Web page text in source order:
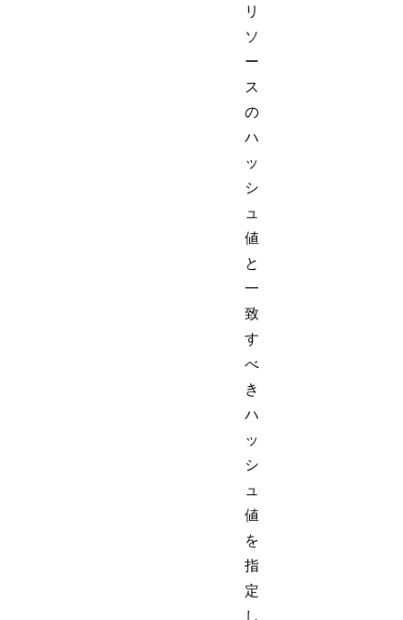
リ
ソ
ー
ス
の
ハ
ッ
シ
ュ
値
と
一
致
す
べ
き
ハ
ッ
シ
ュ
値
を
指
定
し